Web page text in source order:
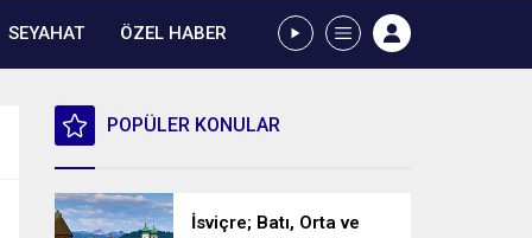
SEYAHAT ÖZEL HABER
POPÜLER KONULAR
İsviçre; Batı, Orta ve